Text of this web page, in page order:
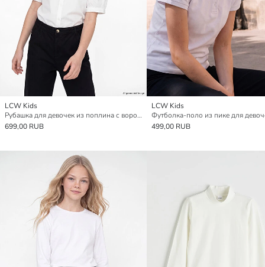
LCW Kids
Рубашка для девочек из поплина с воротником Питер Пэн
699,00 RUB
LCW Kids
Футболка-поло из пике для
499,00 RUB